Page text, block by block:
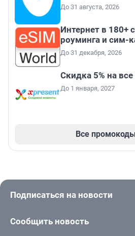
До 31 августа, 2026
Интернет в 180+
роуминга и сим-
До 31 декабря, 2026
Скидка 5% на
До 1 января, 2027
Все промокоды
Подписаться на новости
Сообщить новость